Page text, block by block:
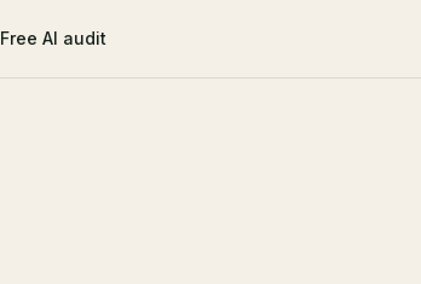
Free AI audit